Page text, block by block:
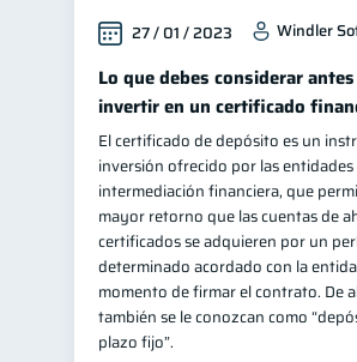
27 / 01 / 2023 Windler
Lo que debes considerar
invertir en un certificado
El certificado de depósito es un
inversión ofrecido por las entidades
intermediación financiera, que
mayor retorno que las cuentas de
certificados se adquieren por un
determinado acordado con la
momento de firmar el contrato. De
también se le conozcan como
plazo fijo”.